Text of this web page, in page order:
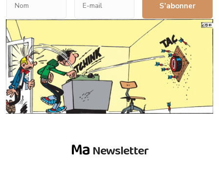
S’abonner
Ma Newsletter